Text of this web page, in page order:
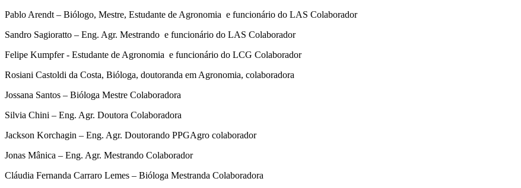
Pablo Arendt – Biólogo, Mestre, Estudante de Agronomia e funcionário do LAS Colaborador
Sandro Sagioratto – Eng. Agr. Mestrando e funcionário do LAS Colaborador
Felipe Kumpfer - Estudante de Agronomia e funcionário do LCG Colaborador
Rosiani Castoldi da Costa, Bióloga, doutoranda em Agronomia, colaboradora
Jossana Santos – Bióloga Mestre Colaboradora
Silvia Chini – Eng. Agr. Doutora Colaboradora
Jackson Korchagin – Eng. Agr. Doutorando PPGAgro colaborador
Jonas Mânica – Eng. Agr. Mestrando Colaborador
Cláudia Fernanda Carraro Lemes – Bióloga Mestranda Colaboradora